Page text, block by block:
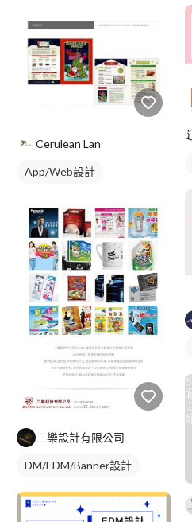
Cerulean Lan
App/Web設計
三樂設計有限公司
DM/EDM/Banner設計